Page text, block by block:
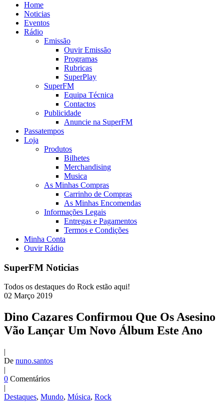
Home
Noticias
Eventos
Rádio
Emissão
Ouvir Emissão
Programas
Rubricas
SuperPlay
SuperFM
Equipa Técnica
Contactos
Publicidade
Anuncie na SuperFM
Passatempos
Loja
Produtos
Bilhetes
Merchandising
Musica
As Minhas Compras
Carrinho de Compras
As Minhas Encomendas
Informações Legais
Entregas e Pagamentos
Termos e Condições
Minha Conta
Ouvir Rádio
SuperFM Noticias
Todos os destaques do Rock estão aqui!
02 Março 2019
Dino Cazares Confirmou Que Os Asesino
Vão Lançar Um Novo Álbum Este Ano
|
De nuno.santos
|
0 Comentários
|
Destaques, Mundo, Música, Rock